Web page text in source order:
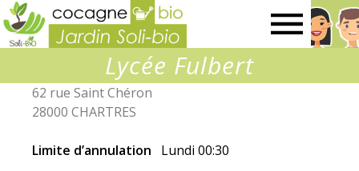
SOLI-
Lycée Fulbert
62 rue Saint Chéron
28000 CHARTRES
Limite d’annulation Lundi 00:30